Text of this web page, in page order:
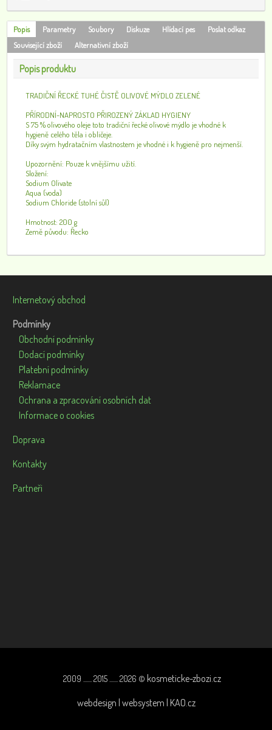
Popis Parametry Soubory Diskuze Hlídací pes
Poslat odkaz
Související zboží
Alternativní zboží
Popis produktu
TRADIČNÍ ŘECKÉ TUHÉ ČISTĚ OLIVOVÉ MÝDLO ZELENÉ
PŘÍRODNÍ-NAPROSTO PŘIROZENÝ ZÁKLAD HYGIENY
S 75 % olivového oleje toto tradiční řecké olivové mýdlo je vhodné k
hygieně celého těla i obličeje.
Díky svým hydratačním vlastnostem je vhodné i k hygieně pro nejmenší.
Upozornění: Pouze k vnějšímu užití.
Složení:
Sodium Olivate
Aqua (voda)
Sodium Chloride (stolní sůl)
Hmotnost: 200 g
Země původu: Řecko
Internetový obchod
Podmínky
Obchodní podmínky
Dodací podmínky
Platební podmínky
Reklamace
Ochrana a zpracování osobních dat
Informace o cookies
Doprava
Kontakty
Partneři
2009 ....... 2015 ....... 2026 © kosmeticke-zbozi.cz
webdesign | websystem | KAO.cz